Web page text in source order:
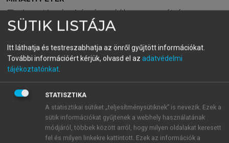
Privatizáció és államosítás
Magyarországon IV.
Mellékletek
menu_book OLVASÁS
Orbán Viktor (1963)
SÜTIK LISTÁJA
Itt láthatja és testreszabhatja az önről gyűjtött információkat.
További információért kérjük, olvasd el az adatvédelmi
tájékoztatónkat
STATISZTIKA
A statisztikai sütiket „teljesítménysütiknek” is nevezik. Ezek a
sütik információkat gyűjtenek a webhely használatának
módjáról, többek között arról, hogy milyen oldalakat keresett
fel és milyen linkekre kattintott. Ezek az információk a